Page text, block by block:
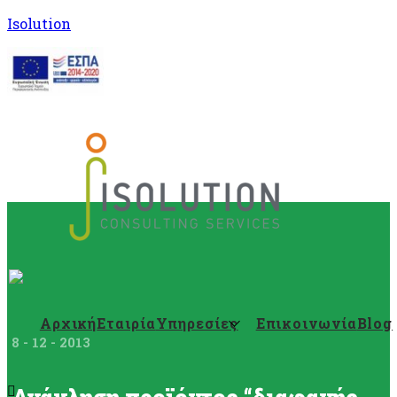
Isolution
ΑρχικήΕταιρίαΥπηρεσίες ΕπικοινωνίαBlog
8 - 12 - 2013